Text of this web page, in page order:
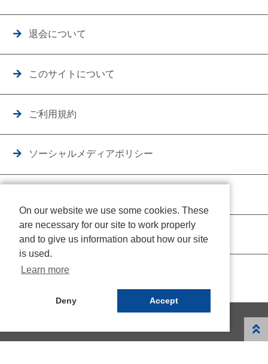
退会について
このサイトについて
ご利用規約
ソーシャルメディアポリシー
クッキーポリシー
On our website we use some cookies. These
are necessary for our site to work properly
and to give us information about how our site
is used.
Learn more
Deny Accept